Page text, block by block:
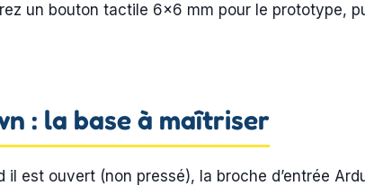
un bouton tactile 6×6 mm pour le prototype,
: la base à maîtriser
est ouvert (non pressé), la broche d’entrée